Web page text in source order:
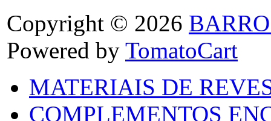
Copyright © 2026
Powered by TomatoCart
MATERIAIS DE
COMPLEMENTOS